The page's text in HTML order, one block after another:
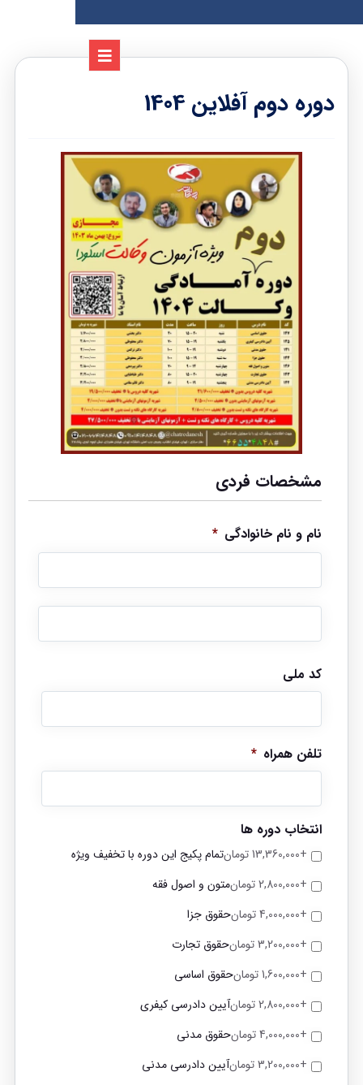
دوره دوم آفلاین 1404
مشخصات فردی
نام و نام خانوادگی *
کد ملی
تلفن همراه *
انتخاب دوره ها
تمام پکیج این دوره با تخفیف ویژه
+13,360,000 تومان
متون و اصول فقه
+2,800,000 تومان
حقوق جزا
+4,000,000 تومان
حقوق تجارت
+3,200,000 تومان
حقوق اساسی
+1,600,000 تومان
آیین دادرسی کیفری
+2,800,000 تومان
حقوق مدنی
+4,000,000 تومان
آیین دادرسی مدنی
+3,200,000 تومان